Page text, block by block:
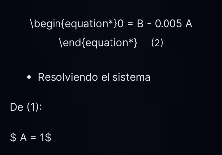
\begin{equation*}0 = B - 0.005 A
\end{equation*}
(2)
Resolviendo el sistema
De (1):
$ A = 1$